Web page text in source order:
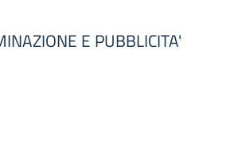
E PUBBLICITA'